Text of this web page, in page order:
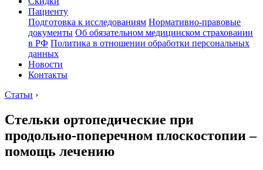
Пациенту
Подготовка к исследованиям Нормативно-правовые
документы Об обязательном медицинском страховании
в РФ Политика в отношении обработки персональных
данных
Новости
Контакты
Статьи ›
Стельки ортопедические при
продольно-поперечном плоскостопии –
помощь лечению